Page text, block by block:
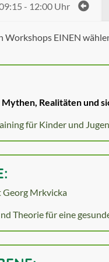
- 12:00 Uhr
Workshops EINEN
Realitäten und
für Kinder und
Georg Mrkvicka
Theorie für eine